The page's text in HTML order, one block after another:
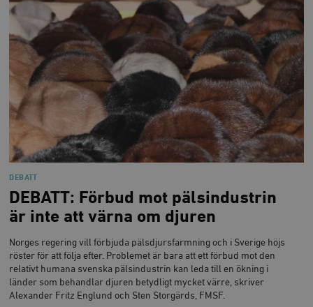
DEBATT
DEBATT: Förbud mot pälsindustrin
är inte att värna om djuren
Norges regering vill förbjuda pälsdjursfarmning och i Sverige höjs
röster för att följa efter. Problemet är bara att ett förbud mot den
relativt humana svenska pälsindustrin kan leda till en ökning i
länder som behandlar djuren betydligt mycket värre, skriver
Alexander Fritz Englund och Sten Storgärds, FMSF.